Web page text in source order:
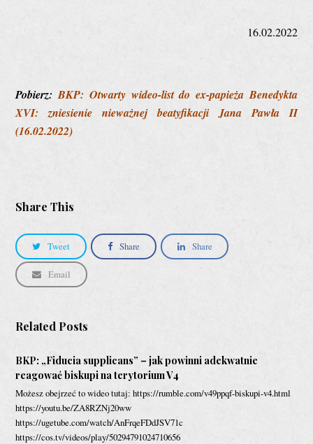
16.02.2022
Pobierz:BKP: Otwarty wideo-list do ex-papieża Benedykta
XVI: zniesienie nieważnej beatyfikacji Jana Pawła II
(16.02.2022)
Share This
Tweet Share Share
Email
Related Posts
BKP: „Fiducia supplicans” – jak powinni adekwatnie
reagować biskupi na terytorium V4
Możesz obejrzeć to wideo tutaj: https://rumble.com/v49ppqf-biskupi-v4.html
https://youtu.be/ZA8RZNj20ww
https://ugetube.com/watch/AnFrqeFDdJSV71c
https://cos.tv/videos/play/50294791024710656